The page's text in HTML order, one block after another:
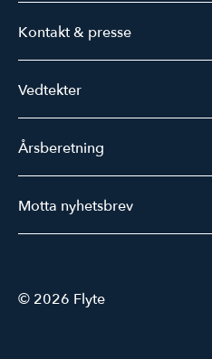
Kontakt & presse
Vedtekter
Årsberetning
Motta nyhetsbrev
© 2026 Flyte